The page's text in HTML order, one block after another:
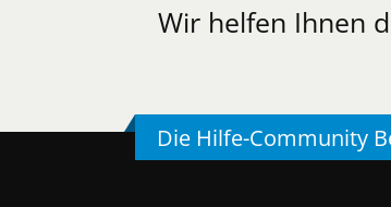
Wir helfen Ihnen
Die Hilfe-Community